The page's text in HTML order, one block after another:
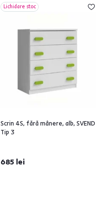
Lichidare stoc
Scrin 4S, fără mânere, alb, SVEND
Tip 3
685 lei